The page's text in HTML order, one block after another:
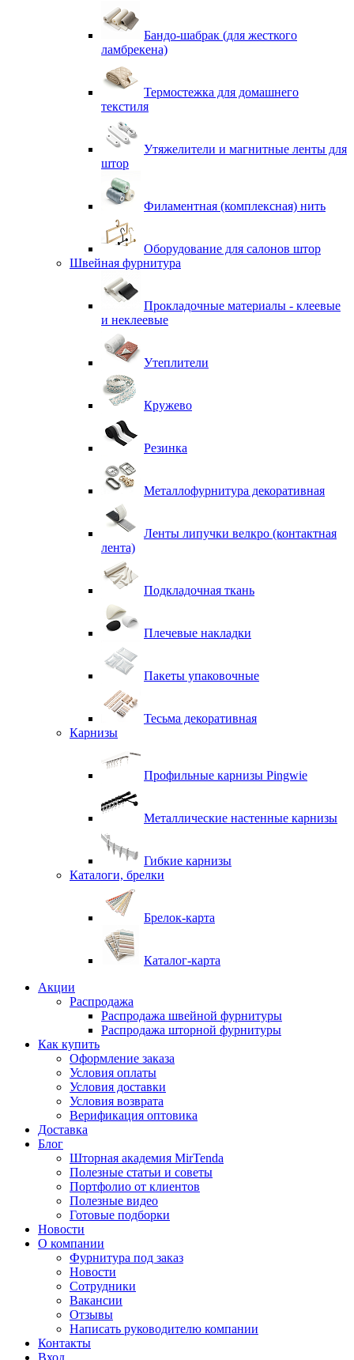
Бандо-шабрак (для жесткого
ламбрекена)
Термостежка для домашнего
текстиля
Утяжелители и магнитные ленты для
штор
Филаментная (комплексная) нить
Оборудование для салонов штор
Швейная фурнитура
Прокладочные материалы - клеевые
и неклеевые
Утеплители
Кружево
Резинка
Металлофурнитура декоративная
Ленты липучки велкро (контактная
лента)
Подкладочная ткань
Плечевые накладки
Пакеты упаковочные
Тесьма декоративная
Карнизы
Профильные карнизы Pingwie
Металлические настенные карнизы
Гибкие карнизы
Каталоги, брелки
Брелок-карта
Каталог-карта
Акции
Распродажа
Распродажа швейной фурнитуры
Распродажа шторной фурнитуры
Как купить
Оформление заказа
Условия оплаты
Условия доставки
Условия возврата
Верификация оптовика
Доставка
Блог
Шторная академия MirTenda
Полезные статьи и советы
Портфолио от клиентов
Полезные видео
Готовые подборки
Новости
О компании
Фурнитура под заказ
Новости
Сотрудники
Вакансии
Отзывы
Написать руководителю компании
Контакты
Вход